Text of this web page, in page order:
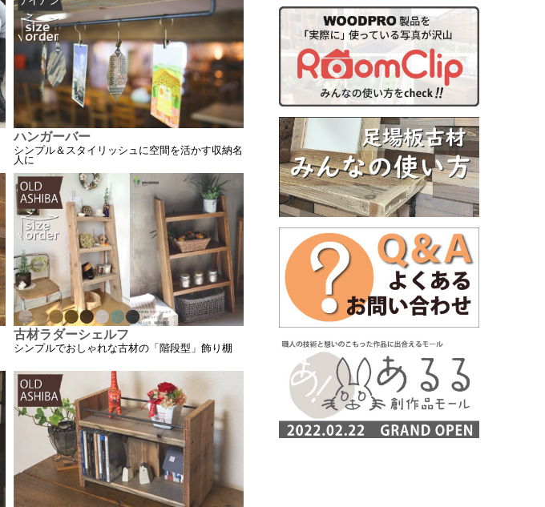
ハンガーバー
シンプル＆スタイリッシュに空間を活かす収納名
人に
古材ラダーシェルフ
シンプルでおしゃれな古材の「階段型」飾り棚